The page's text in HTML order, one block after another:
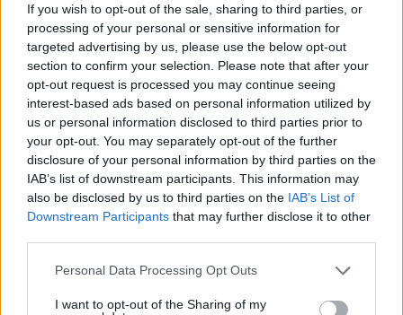
If you wish to opt-out of the sale, sharing to third parties, or
processing of your personal or sensitive information for
targeted advertising by us, please use the below opt-out
section to confirm your selection. Please note that after your
opt-out request is processed you may continue seeing
interest-based ads based on personal information utilized by
us or personal information disclosed to third parties prior to
your opt-out. You may separately opt-out of the further
disclosure of your personal information by third parties on the
IAB’s list of downstream participants. This information may
also be disclosed by us to third parties on the IAB’s List of
Downstream Participants that may further disclose it to other
Please note that this website/app uses one or more Google
not limited to your visit or usage behaviour. You may click to
Personal Data Processing Opt Outs
I want to opt-out of the Sharing of my
Συνέντευξη ποταμός του Χάντερ Μπάιντεν: Ο
πατέρας μου έχει μεταστάσεις στα οστά - Έπινα 4
λίτρα βότκα τη μέρα, κάπνιζα κρακ κάθε 15 λεπτά
08.08.2026, 14:25